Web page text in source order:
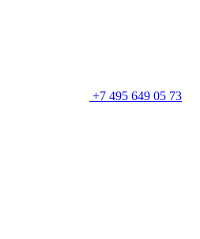
+7 495 649 05 73